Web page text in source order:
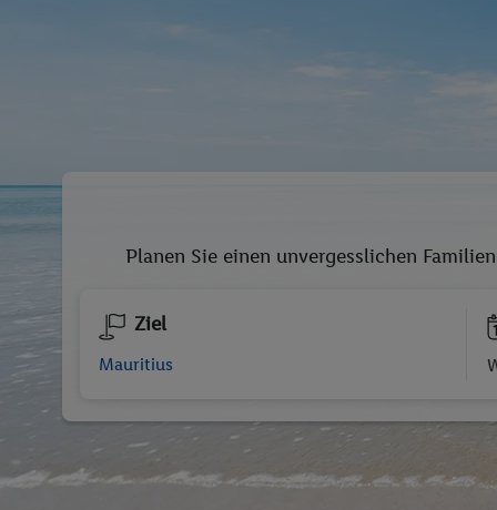
Planen Sie einen unvergesslichen
Ziel